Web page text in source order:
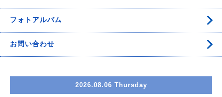
フォトアルバム
お問い合わせ
2026.08.06 Thursday